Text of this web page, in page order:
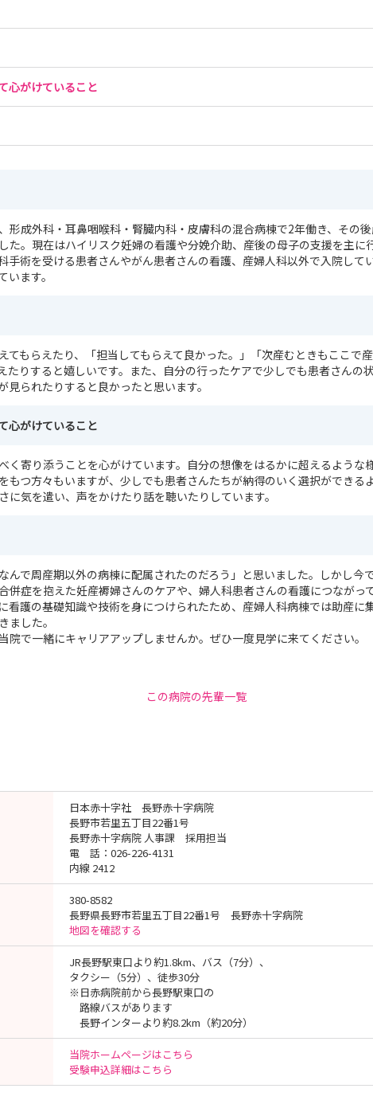
心がけていること
形成外科・耳鼻咽喉科・腎臓内科・皮膚科の混合病棟で2年働き、その
た。現在はハイリスク妊婦の看護や分娩介助、産後の母子の支援を主に
手術を受ける患者さんやがん患者さんの看護、産婦人科以外で入院して
ます。
てもらえたり、「担当してもらえて良かった。」「次産むときもここで
たりすると嬉しいです。また、自分の行ったケアで少しでも患者さんの
見られたりすると良かったと思います。
心がけていること
く寄り添うことを心がけています。自分の想像をはるかに超えるような
もつ方々もいますが、少しでも患者さんたちが納得のいく選択ができる
に気を遣い、声をかけたり話を聴いたりしています。
んで周産期以外の病棟に配属されたのだろう」と思いました。しかし今
併症を抱えた妊産褥婦さんのケアや、婦人科患者さんの看護につながっ
看護の基礎知識や技術を身につけられたため、産婦人科病棟では助産に
ました。
院で一緒にキャリアアップしませんか。ぜひ一度見学に来てください。
この病院の先輩一覧
日本赤十字社 長野赤十字病院
長野市若里五丁目22番1号
長野赤十字病院 人事課 採用担当
電 話：026-226-4131
内線 2412
380-8582
長野県長野市若里五丁目22番1号 長野赤十字病院
地図を確認する
JR長野駅東口より約1.8km、バス（7分）、
タクシー（5分）、徒歩30分
※日赤病院前から長野駅東口の
路線バスがあります
長野インターより約8.2km（約20分）
当院ホームページはこちら
受験申込詳細はこちら